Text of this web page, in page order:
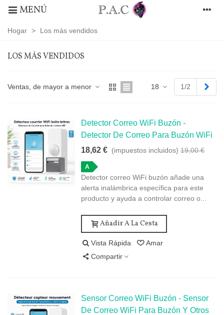
MENÚ
Hogar > Los más vendidos
LOS MÁS VENDIDOS
más
Ventas, de mayor a menor 18 1/2
Detector Correo WiFi Buzón -
Detector De Correo Para Buzón WiFi
18,62 € (impuestos incluidos) 19,00 €
A
Detector correo WiFi buzón añade una
alerta inalámbrica específica para este
producto y ayuda a controlar correo o...
Añadir A La Cesta
Vista Rápida
Amar
Compartir
Sensor Correo WiFi Buzón - Sensor
De Correo WiFi Para Buzón Y Otros